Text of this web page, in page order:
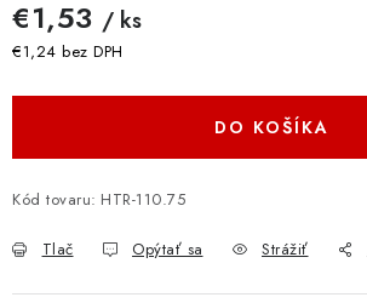
€1,53 / ks
€1,24 bez DPH
DO KOŠÍKA
Kód tovaru: HTR-110.75
Tlač Opýtať sa Strážiť